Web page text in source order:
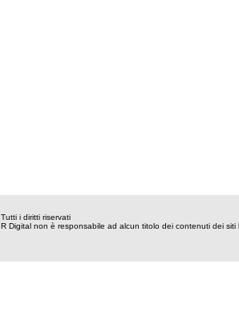
Tutti i diritti riservati
R Digital non è responsabile ad alcun titolo dei contenuti dei siti